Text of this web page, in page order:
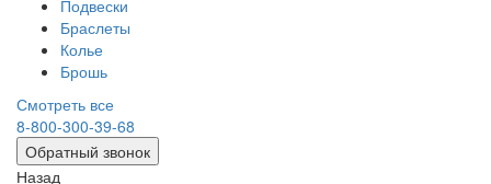
Подвески
Браслеты
Колье
Брошь
Смотреть все
8-800-300-39-68
Обратный звонок
Назад